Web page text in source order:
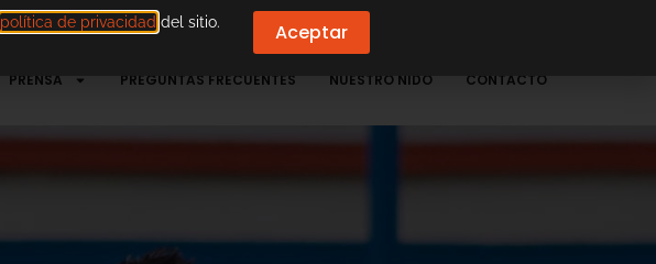
PRENSA PREGUNTAS FRECUENTES NUESTRO NIDO CONTACTO
política de privacidad del sitio. Aceptar